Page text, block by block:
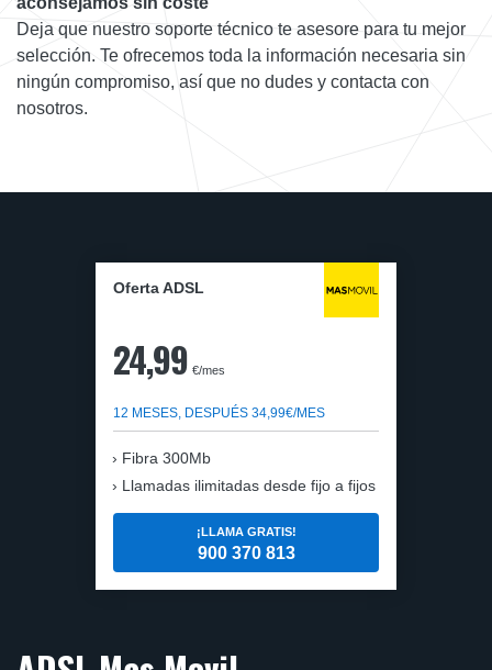
Deja que nuestro soporte técnico te asesore para tu mejor
selección. Te ofrecemos toda la información necesaria sin
ningún compromiso, así que no dudes y contacta con
nosotros.
Oferta ADSL
24,99 €/mes
12 MESES, DESPUÉS 34,99€/MES
Fibra 300Mb
Llamadas ilimitadas desde fijo a fijos
¡LLAMA GRATIS!
900 370 813